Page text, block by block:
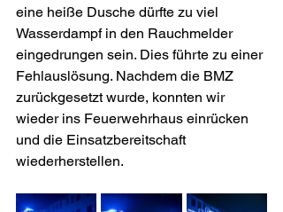
eine heiße Dusche dürfte zu viel
Wasserdampf in den Rauchmelder
eingedrungen sein. Dies führte zu einer
Fehlauslösung. Nachdem die BMZ
zurückgesetzt wurde, konnten wir
wieder ins Feuerwehrhaus einrücken
und die Einsatzbereitschaft
wiederherstellen.